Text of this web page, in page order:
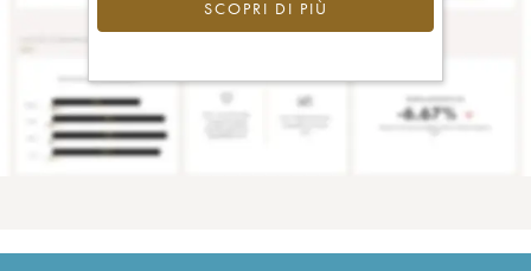
SCOPRI DI PIÙ